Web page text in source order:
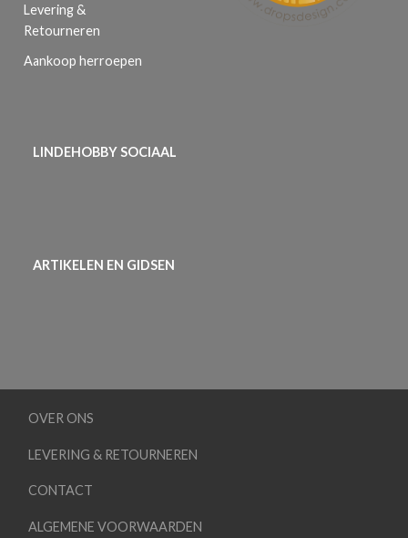
Levering &
Retourneren
Aankoop herroepen
LINDEHOBBY SOCIAAL
ARTIKELEN EN GIDSEN
OVER ONS
LEVERING & RETOURNEREN
CONTACT
ALGEMENE VOORWAARDEN